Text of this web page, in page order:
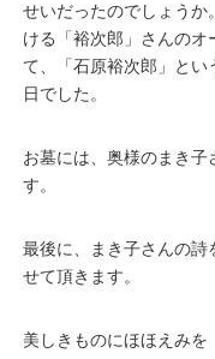
せいだったのでしょう
ける「裕次郎」さんの
て、「石原裕次郎」と
日でした。
お墓には、奥様のまき子
す。
最後に、まき子さんの詩
せて頂きます。
美しきものにほほえみを